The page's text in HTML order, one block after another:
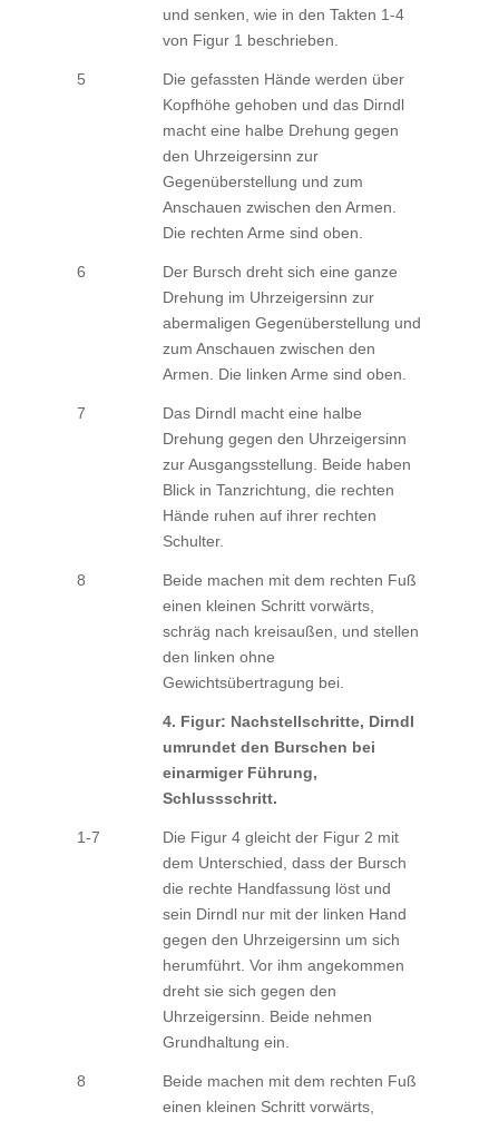
und senken, wie in den Takten 1-4
von Figur 1 beschrieben.
5
Die gefassten Hände werden über
Kopfhöhe gehoben und das Dirndl
macht eine halbe Drehung gegen
den Uhrzeigersinn zur
Gegenüberstellung und zum
Anschauen zwischen den Armen.
Die rechten Arme sind oben.
6
Der Bursch dreht sich eine ganze
Drehung im Uhrzeigersinn zur
abermaligen Gegenüberstellung und
zum Anschauen zwischen den
Armen. Die linken Arme sind oben.
7
Das Dirndl macht eine halbe
Drehung gegen den Uhrzeigersinn
zur Ausgangsstellung. Beide haben
Blick in Tanzrichtung, die rechten
Hände ruhen auf ihrer rechten
Schulter.
8
Beide machen mit dem rechten Fuß
einen kleinen Schritt vorwärts,
schräg nach kreisaußen, und stellen
den linken ohne
Gewichtsübertragung bei.
4. Figur: Nachstellschritte, Dirndl
umrundet den Burschen bei
einarmiger Führung,
Schlussschritt.
1-7
Die Figur 4 gleicht der Figur 2 mit
dem Unterschied, dass der Bursch
die rechte Handfassung löst und
sein Dirndl nur mit der linken Hand
gegen den Uhrzeigersinn um sich
herumführt. Vor ihm angekommen
dreht sie sich gegen den
Uhrzeigersinn. Beide nehmen
Grundhaltung ein.
8
Beide machen mit dem rechten Fuß
einen kleinen Schritt vorwärts,